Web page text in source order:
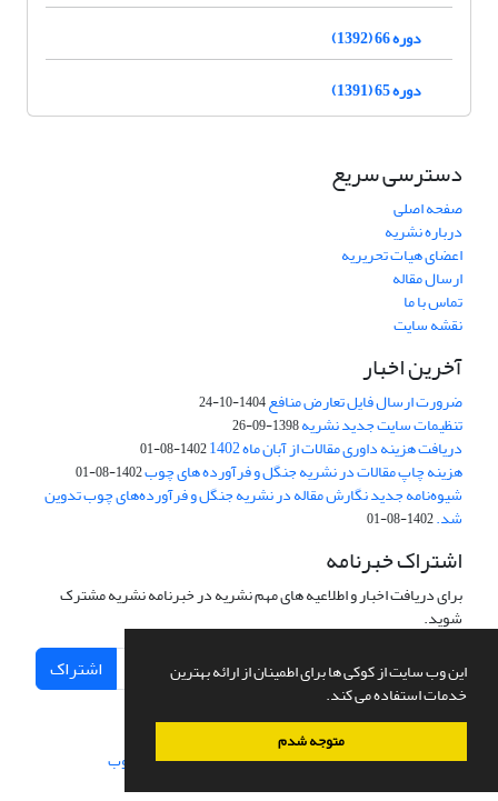
این وب سایت از کوکی ها برای اطمینان از ارائه بهترین
خدمات استفاده می کند.
متوجه شدم
دوره 66 (1392)
دوره 65 (1391)
دسترسی سریع
صفحه اصلی
درباره نشریه
اعضای هیات تحریریه
ارسال مقاله
تماس با ما
نقشه سایت
آخرین اخبار
ضرورت ارسال فایل تعارض منافع1404-10-24
تنظیمات سایت جدید نشریه1398-09-26
دریافت هزینه داوری مقالات از آبان ماه 1402 1402-08-01
هزینه چاپ مقالات در نشریه جنگل و فرآورده های چوب1402-08-01
شیوه‌نامه جدید نگارش مقاله در نشریه جنگل و فرآورده‌های چوب تدوین
شد.1402-08-01
اشتراک خبرنامه
برای دریافت اخبار و اطلاعیه های مهم نشریه در خبرنامه نشریه مشترک
شوید.
اشتراک
سامانه مدیریت نشریات علمی.طراحی و پیاده سازی از سیناوب